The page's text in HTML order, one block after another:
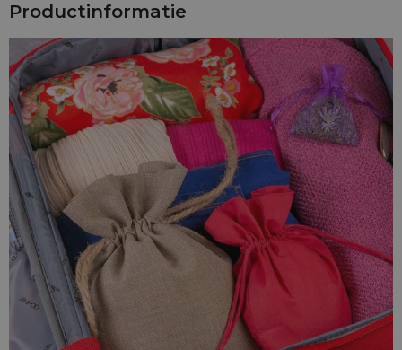
pakket bestaat uit10 stuks, waardoor een eenmalige
Kleine katoenen zakjeszijn perfect als originele
cadeauverpakking! Je kan ze ook thuis, op school of
onderweg gebruiken - berg erin op wat je wilt en wees altijd
georganiseerd.
Op speciaal verzoek van onze klanten kunnen wij ook
bedrukte zakjes maken. Als je geïnteresseerd bent in een
dergelijke optie, neem dan contact met ons op en wij zullen
je logo rechtstreeks op het materiaal aanbrengen.
Productinformatie